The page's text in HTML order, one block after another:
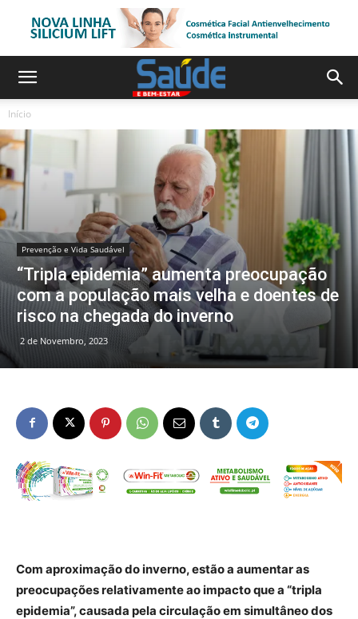
Início
Prevenção e Vida Saudável
“Tripla epidemia” aumenta preocupação
com a população mais velha e doentes de
risco na chegada do inverno
2 de Novembro, 2023
Com aproximação do inverno, estão a aumentar as
preocupações relativamente ao impacto que a “tripla
epidemia”, causada pela circulação em simultâneo dos